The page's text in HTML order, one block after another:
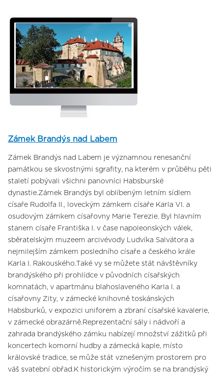
Zámek Brandýs nad Labem
Zámek Brandýs nad Labem je významnou renesanční
památkou se skvostnými sgrafity, na kterém v průběhu pěti
staletí pobývali všichni panovníci Habsburské
dynastie.Zámek Brandýs byl oblíbeným letním sídlem
císaře Rudolfa II., loveckým zámkem císaře Karla VI. a
osudovým zámkem císařovny Marie Terezie. Byl hlavním
stanem císaře Františka I. v čase napoleonských válek,
sběratelským muzeem arcivévody Ludvíka Salvátora a
nejmilejším zámkem posledního císaře a českého krále
Karla I. Rakouského.Také vy se můžete stát návštěvníky
brandýského při prohlídce v původních císařských
komnatách, v apartmánu blahoslaveného Karla I. a
císařovny Zity, v zámecké knihovně toskánských
Habsburků, v expozici uniforem a zbraní císařské kavalerie,
v zámecké obrazárně.Reprezentační sály i nádvoří a
zahrada brandýského zámku nabízejí množství zážitků při
koncertech komorní hudby a zámecká kaple, místo
královské tradice, se může stát vznešeným prostorem pro
váš svatební obřad.K historickým výročím se na brandýský